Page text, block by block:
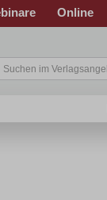
Online